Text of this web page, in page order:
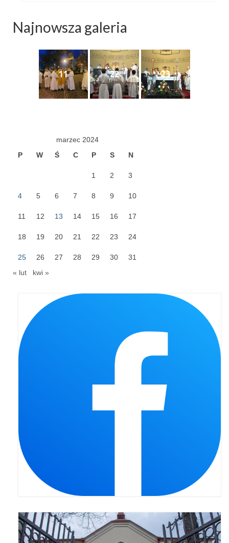
Najnowsza galeria
11 22 23
marzec 2024
P
W Ś C P S N
1 2 3
4 5 6 7 8 9 10
11 12 13 14 15 16 17
18 19 20 21 22 23 24
25 26 27 28 29 30
31
« lut
kwi »